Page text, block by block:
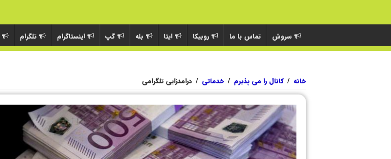
سروش تماس با ما روبیکا ایتا بله گپ اینستاگرام تلگرام
خانه / کانال را می پذیرم / خدماتی / درامدزایی تلگرامی